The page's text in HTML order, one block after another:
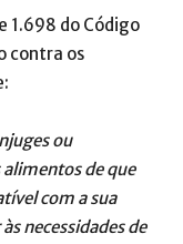
1.698 do Código
contra os
ou
de que
com a sua
necessidades de